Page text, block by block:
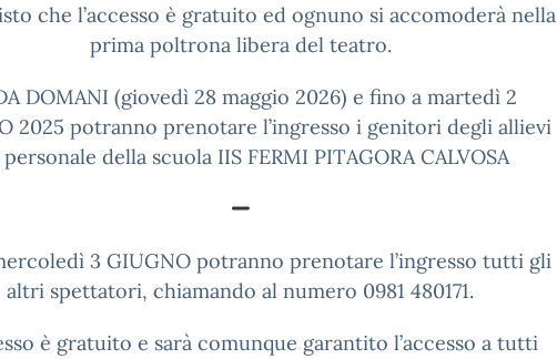
che l’accesso è gratuito ed ognuno si accomoderà nella
prima poltrona libera del teatro.
DOMANI (giovedì 28 maggio 2026) e fino a martedì 2
2025 potranno prenotare l’ingresso i genitori degli allievi
della scuola IIS FERMI PITAGORA CALVOSA
3 GIUGNO potranno prenotare l’ingresso tutti gli
altri spettatori, chiamando al numero 0981 480171.
è gratuito e sarà comunque garantito l’accesso a tutti